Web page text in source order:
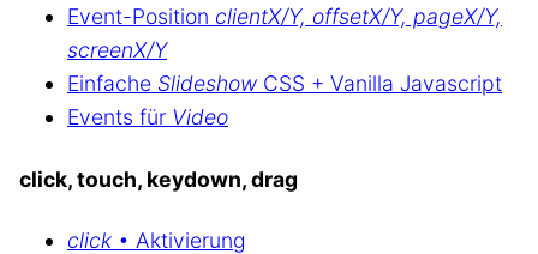
Event-Position clientX/Y, offsetX/Y, pageX/Y,
screenX/Y
Einfache Slideshow CSS + Vanilla Javascript
Events für Video
click, touch, keydown, drag
click • Aktivierung